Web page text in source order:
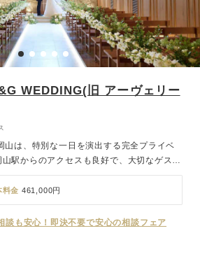
WEDDING(旧 アーヴェリー
山は、特別な一日を演出する完全プライベ
駅からのアクセスも良好で、大切なゲスト
す。 広大な敷地に佇む全館貸切ゲストハ
招いたような贅沢なひとときを実現。緑あふ
るチャペルでの挙式は、自然光に包まれた
的な誓いの瞬間を演出します。 披露宴で
料金 461,000円
談も安心！即決不要で安心の相談フェア